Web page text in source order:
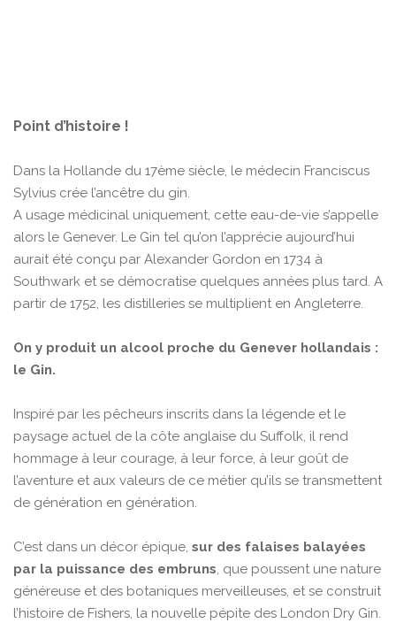
Point d’histoire !
Dans la Hollande du 17ème siècle, le médecin Franciscus
Sylvius crée l’ancêtre du gin.
A usage médicinal uniquement, cette eau-de-vie s’appelle
alors le Genever. Le Gin tel qu’on l’apprécie aujourd’hui
aurait été conçu par Alexander Gordon en 1734 à
Southwark et se démocratise quelques années plus tard. A
partir de 1752, les distilleries se multiplient en Angleterre.
On y produit un alcool proche du Genever hollandais :
le Gin.
Inspiré par les pêcheurs inscrits dans la légende et le
paysage actuel de la côte anglaise du Suffolk, il rend
hommage à leur courage, à leur force, à leur goût de
l’aventure et aux valeurs de ce métier qu’ils se transmettent
de génération en génération.
C’est dans un décor épique, sur des falaises balayées
par la puissance des embruns, que poussent une nature
généreuse et des botaniques merveilleuses, et se construit
l’histoire de Fishers, la nouvelle pépite des London Dry Gin.